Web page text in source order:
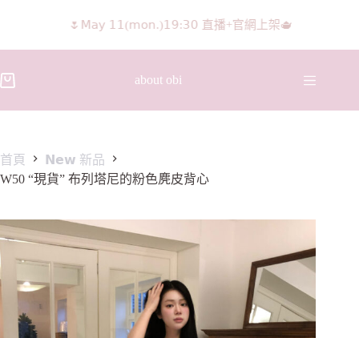
🌷𝖬𝖺𝗒 𝟣𝟣(𝗆𝗈𝗇.)𝟣𝟫:𝟥𝟢 直播+官網上架🫖
about obi
首頁
𝗡𝗲𝘄 新品
W50 “現貨” 布列塔尼的粉色麂皮背心